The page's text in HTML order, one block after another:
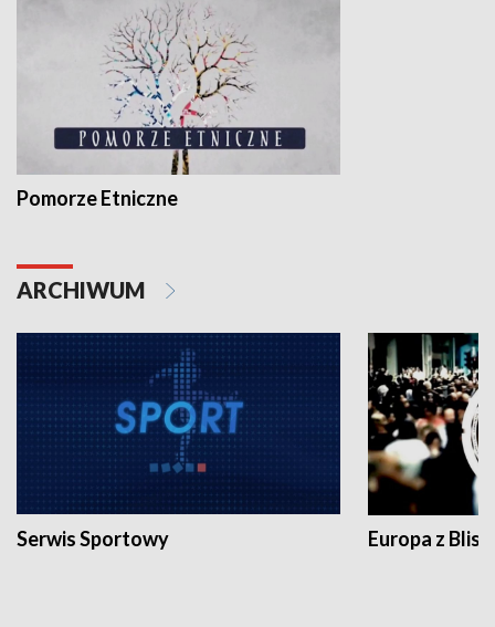
Pomorze Etniczne
ARCHIWUM
Serwis Sportowy Europa z